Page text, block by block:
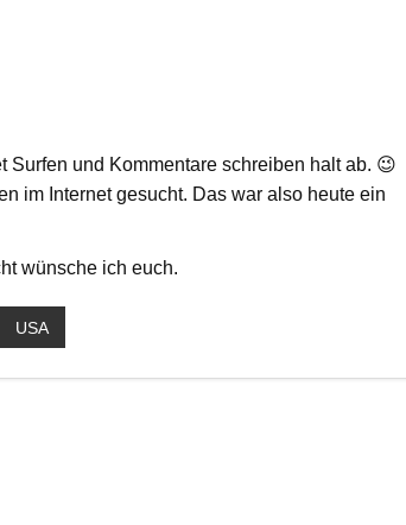
und Kommentare schreiben halt ab. 😉
im Internet gesucht. Das war also heute ein
wünsche ich euch.
USA